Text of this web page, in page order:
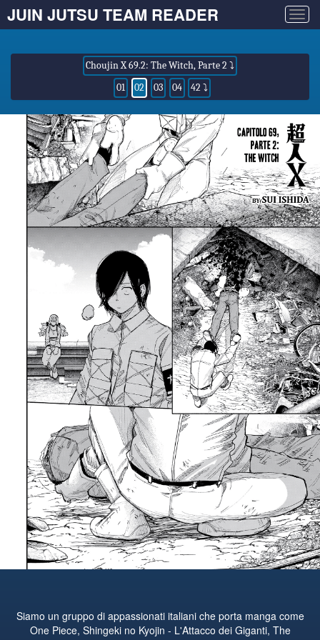
JUIN JUTSU TEAM READER
Choujin X 69.2: The Witch, Parte 2 ⤵
01
02 03 04 42 ⤵
Siamo un gruppo di appassionati italiani che porta manga come
One Piece, Shingeki no Kyojin - L'Attacco dei Giganti, The